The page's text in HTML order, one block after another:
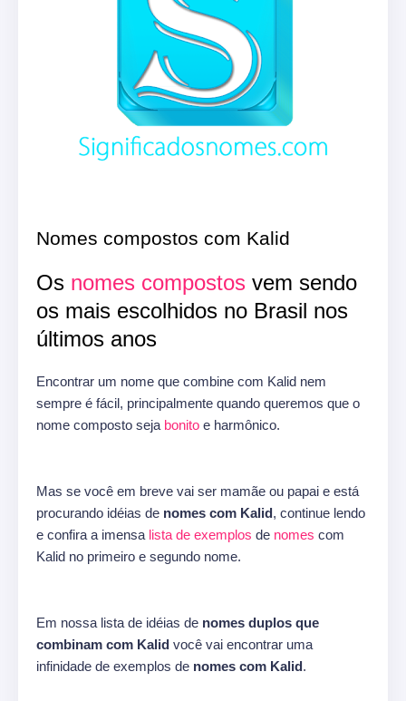
Nomes compostos com Kalid
Os nomes compostos vem sendo
os mais escolhidos no Brasil nos
últimos anos
Encontrar um nome que combine com Kalid nem
sempre é fácil, principalmente quando queremos que o
nome composto seja bonito e harmônico.
Mas se você em breve vai ser mamãe ou papai e está
procurando idéias de nomes com Kalid, continue lendo
e confira a imensa lista de exemplos de nomes com
Kalid no primeiro e segundo nome.
Em nossa lista de idéias de nomes duplos que
combinam com Kalid você vai encontrar uma
infinidade de exemplos de nomes com Kalid.